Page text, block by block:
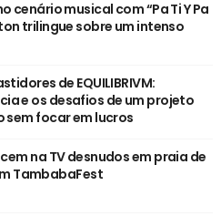
cenário musical com “Pa Ti Y Pa
trilingue sobre um intenso
de EQUILIBRIVM:
e os desafios de um projeto
sem focar em lucros
na TV desnudos em praia de
TambabaFest